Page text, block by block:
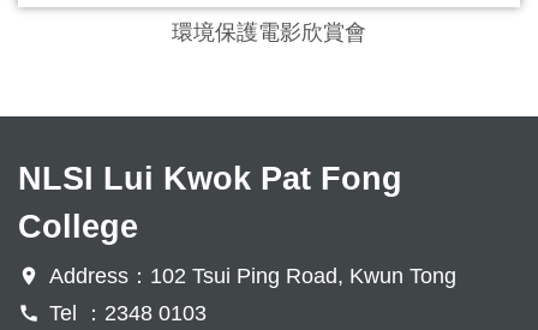
環境保護電影欣賞會
NLSI Lui Kwok Pat Fong
College
Address：102 Tsui Ping Road, Kwun Tong
Tel ：2348 0103